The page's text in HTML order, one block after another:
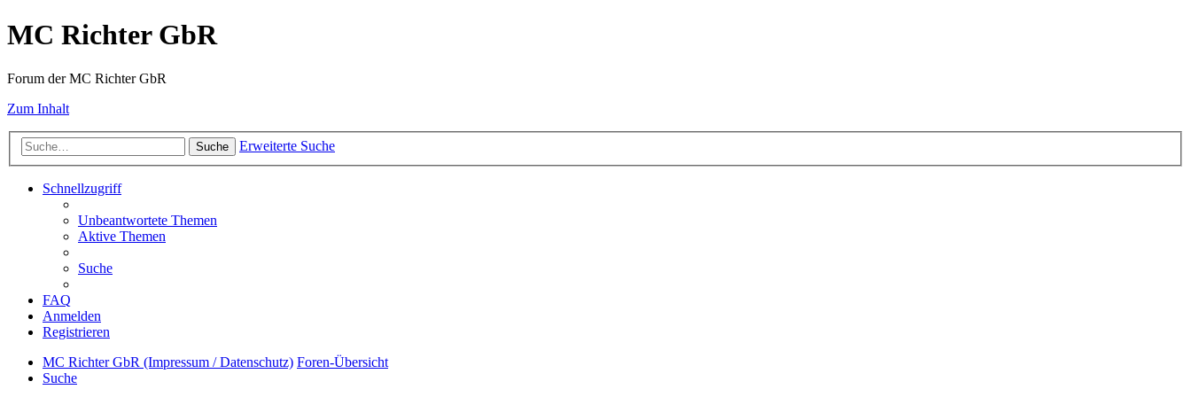
MC Richter GbR
Forum der MC Richter GbR
Zum Inhalt
Suche Erweiterte Suche
Schnellzugriff
Unbeantwortete Themen
Aktive Themen
Suche
FAQ
Anmelden
Registrieren
MC Richter GbR (Impressum / Datenschutz) Foren-Übersicht
Suche